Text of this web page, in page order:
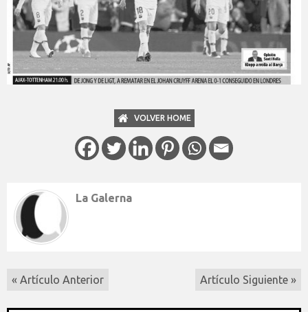
VOLVER HOME
La Galerna
« Artículo Anterior Artículo Siguiente »